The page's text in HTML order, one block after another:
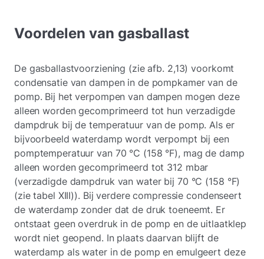
Voordelen van gasballast
De gasballastvoorziening (zie afb. 2,13) voorkomt
condensatie van dampen in de pompkamer van de
pomp. Bij het verpompen van dampen mogen deze
alleen worden gecomprimeerd tot hun verzadigde
dampdruk bij de temperatuur van de pomp. Als er
bijvoorbeeld waterdamp wordt verpompt bij een
pomptemperatuur van 70 °C (158 °F), mag de damp
alleen worden gecomprimeerd tot 312 mbar
(verzadigde dampdruk van water bij 70 °C (158 °F)
(zie tabel XIII)). Bij verdere compressie condenseert
de waterdamp zonder dat de druk toeneemt. Er
ontstaat geen overdruk in de pomp en de uitlaatklep
wordt niet geopend. In plaats daarvan blijft de
waterdamp als water in de pomp en emulgeert deze